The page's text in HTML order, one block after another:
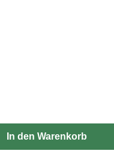
In den Warenkorb